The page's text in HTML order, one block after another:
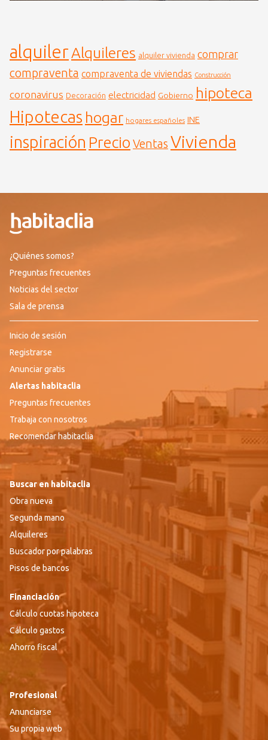
alquiler Alquileres alquiler vivienda comprar
compraventa compraventa de viviendas Construcción
coronavirus Decoración electricidad Gobierno hipoteca
Hipotecas hogar hogares españoles INE
inspiración Precio Ventas Vivienda
¿Quiénes somos?
Preguntas frecuentes
Noticias del sector
Sala de prensa
Inicio de sesión
Registrarse
Anunciar gratis
Alertas habitaclia
Preguntas frecuentes
Trabaja con nosotros
Recomendar habitaclia
Buscar en habitaclia
Obra nueva
Segunda mano
Alquileres
Buscador por palabras
Pisos de bancos
Financiación
Cálculo cuotas hipoteca
Cálculo gastos
Ahorro fiscal
Profesional
Anunciarse
Su propia web